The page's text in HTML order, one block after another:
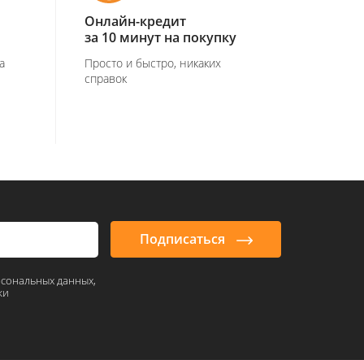
Онлайн-кредит
за 10 минут на покупку
Просто и быстро, никаких
справок
Подписаться
данных,